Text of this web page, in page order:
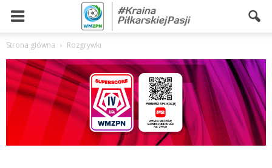
Strona główna Rozgrywki